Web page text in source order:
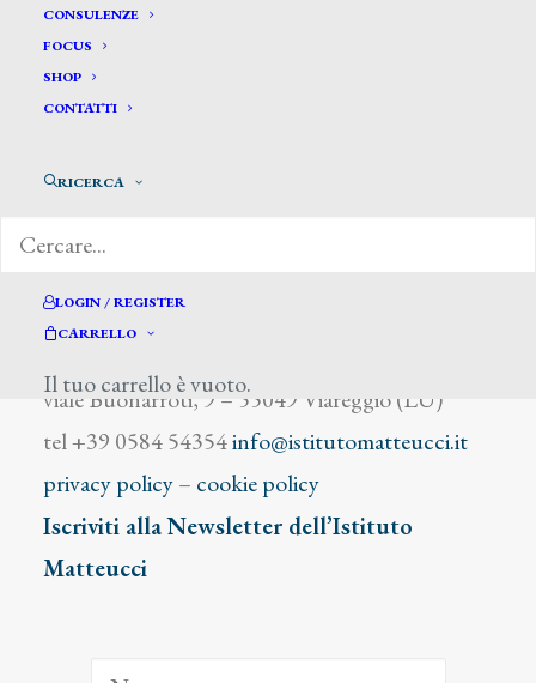
CONSULENZE
FOCUS
SHOP
CONTATTI
RICERCA
LOGIN / REGISTER
CARRELLO
Il tuo carrello è vuoto.
Ciampi Giacomo
viale Buonarroti, 9 – 55049 Viareggio (LU)
tel +39 0584 54354info@istitutomatteucci.it
privacy policy– cookie policy
Iscriviti alla Newsletter dell’Istituto
Matteucci